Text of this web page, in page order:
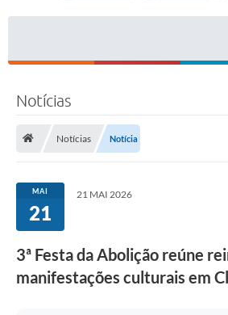
Notícias
Notícias Notícia
MAI
21
21 MAI 2026
3ª Festa da Abolição reúne
manifestações culturais em